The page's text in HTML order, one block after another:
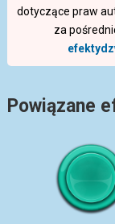
dotyczące praw
za
Powiązane